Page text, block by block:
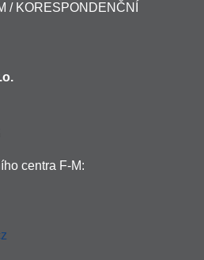
/ KORESPONDENČNÍ
centra F-M: